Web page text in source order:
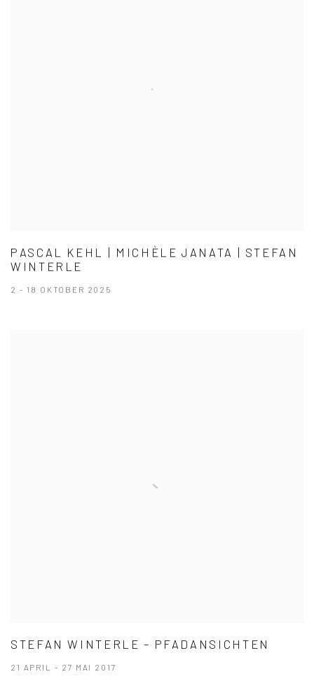
PASCAL KEHL | MICHÈLE JANATA | STEFAN
WINTERLE
2 - 18 OKTOBER 2025
STEFAN WINTERLE – PFADANSICHTEN
21 APRIL - 27 MAI 2017